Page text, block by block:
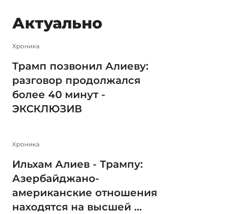
Актуально
Xроника
Трамп позвонил Алиеву:
разговор продолжался
более 40 минут -
ЭКСКЛЮЗИВ
Xроника
Ильхам Алиев - Трампу:
Азербайджано-
американские отношения
находятся на высшей ...